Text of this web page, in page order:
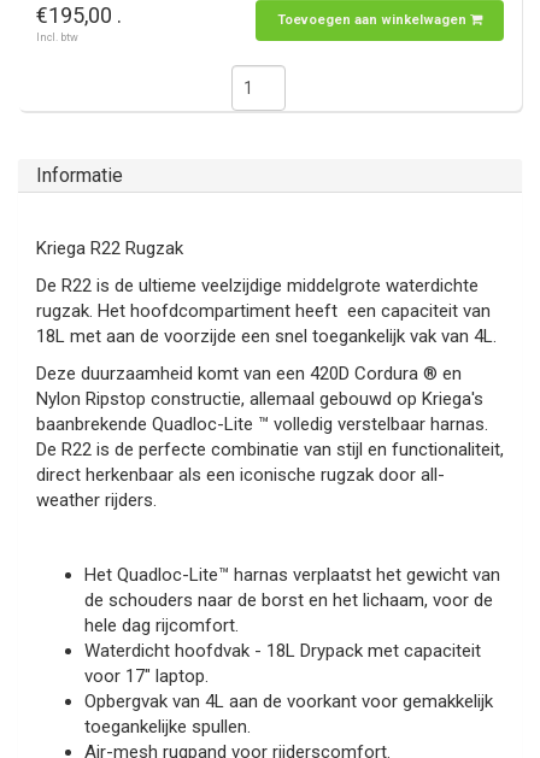
€195,00 .
Incl. btw
Toevoegen aan winkelwagen
Informatie
Kriega R22 Rugzak
De R22 is de ultieme veelzijdige middelgrote waterdichte
rugzak. Het hoofdcompartiment heeft een capaciteit van
18L met aan de voorzijde een snel toegankelijk vak van 4L.
Deze duurzaamheid komt van een 420D Cordura ® en
Nylon Ripstop constructie, allemaal gebouwd op Kriega's
baanbrekende Quadloc-Lite ™ volledig verstelbaar harnas.
De R22 is de perfecte combinatie van stijl en functionaliteit,
direct herkenbaar als een iconische rugzak door all-
weather rijders.
Het Quadloc-Lite™ harnas verplaatst het gewicht van
de schouders naar de borst en het lichaam, voor de
hele dag rijcomfort.
Waterdicht hoofdvak - 18L Drypack met capaciteit
voor 17" laptop.
Opbergvak van 4L aan de voorkant voor gemakkelijk
toegankelijke spullen.
Air-mesh rugpand voor rijderscomfort.